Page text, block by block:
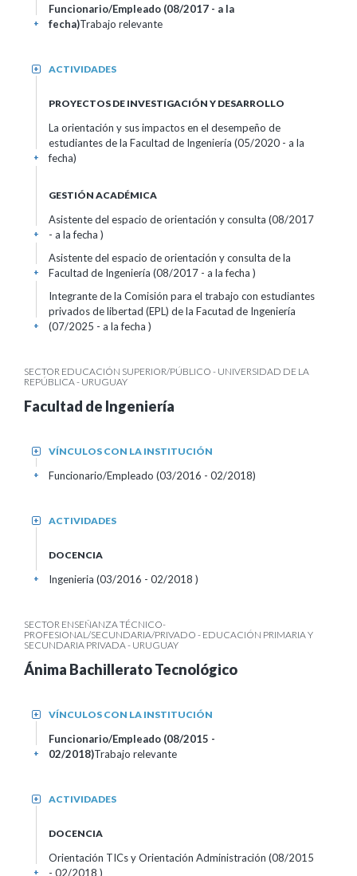
Funcionario/Empleado (08/2017 - a la
fecha)Trabajo relevante
+
ACTIVIDADES
+
PROYECTOS DE INVESTIGACIÓN Y DESARROLLO
La orientación y sus impactos en el desempeño de
estudiantes de la Facultad de Ingeniería (05/2020 - a la
fecha)
+
GESTIÓN ACADÉMICA
Asistente del espacio de orientación y consulta (08/2017
- a la fecha )
+
Asistente del espacio de orientación y consulta de la
Facultad de Ingeniería (08/2017 - a la fecha )
+
Integrante de la Comisión para el trabajo con estudiantes
privados de libertad (EPL) de la Facutad de Ingeniería
(07/2025 - a la fecha )
+
SECTOR EDUCACIÓN SUPERIOR/PÚBLICO - UNIVERSIDAD DE LA
REPÚBLICA - URUGUAY
Facultad de Ingeniería
VÍNCULOS CON LA INSTITUCIÓN
+
Funcionario/Empleado (03/2016 - 02/2018)
+
ACTIVIDADES
+
DOCENCIA
Ingenieria (03/2016 - 02/2018 )
+
SECTOR ENSEÑANZA TÉCNICO-
PROFESIONAL/SECUNDARIA/PRIVADO - EDUCACIÓN PRIMARIA Y
SECUNDARIA PRIVADA - URUGUAY
Ánima Bachillerato Tecnológico
VÍNCULOS CON LA INSTITUCIÓN
+
Funcionario/Empleado (08/2015 -
02/2018)Trabajo relevante
+
ACTIVIDADES
+
DOCENCIA
Orientación TICs y Orientación Administración (08/2015
- 02/2018 )
+